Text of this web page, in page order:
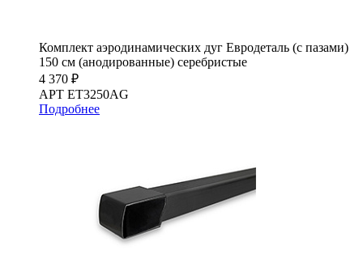
Комплект аэродинамических дуг Евродеталь (с пазами)
150 см (анодированные) серебристые
4 370 ₽
АРТ ET3250AG
Подробнее